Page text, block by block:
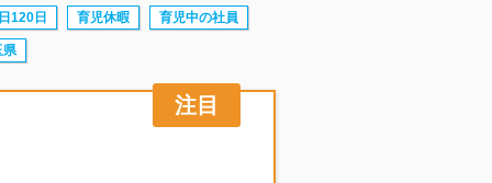
120日 育児休暇 育児中の社員
県